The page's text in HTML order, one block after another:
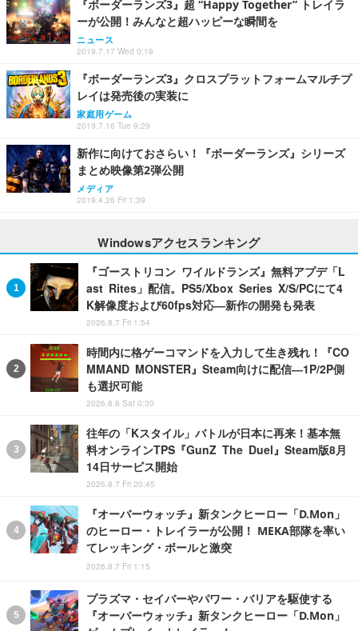
『ボーダーランズ3』超 “Happy Together” トレイラ
ーが公開！みんなと超ハッピーな瞬間を
ニュース
2019.7.17 Wed 0:19
『ボーダーランズ3』クロスプラットフォームマルチプ
レイは発売後の実装に
家庭用ゲーム
2019.7.16 Tue 9:29
新作に向けておさらい！『ボーダーランズ』シリーズ
まとめ映像第2弾公開
メディア
2019.4.26 Fri 1:39
Windowsアクセスランキング
『ゴーストリコン ワイルドランズ』無料アプデ「L
ast Rites」配信。PS5/Xbox Series X/S/PCにて4
K解像度および60fps対応―新作の開発も発表
2026.8.7 Fri 1:54
時間内に格ゲーコマンドを入力して生き残れ！『CO
MMAND MONSTER』Steam向けに配信―1P/2P側
も選択可能
2026.8.8 Sat 0:30
往年の「Kスタイル」バトルが日本に再来！基本無
料オンラインTPS『GunZ The Duel』Steam版8月
14日サービス開始
2026.8.7 Fri 20:45
『オーバーウォッチ』新タンクヒーロー「D.Mon」
のヒーロー・トレイラーが公開！ MEKA部隊を率い
てレッキング・ボールと激突
2026.8.7 Fri 1:15
プラズマ・セイバーやパワー・バリアを駆使する
『オーバーウォッチ』新タンクヒーロー「D.Mon」